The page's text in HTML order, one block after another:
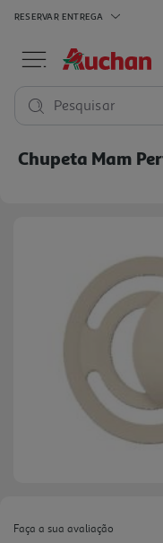
RESERVAR ENTREGA
Pesquisar
Chupeta Mam
Faça a sua avaliação